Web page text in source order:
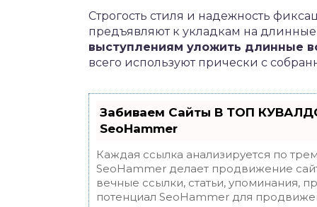
Строгость стиля и надежность
предъявляют к укладкам на
выступлениям уложить длинные
всего используют прически с
Забиваем Сайты В ТОП
SeoHammer
Каждая ссылка анализируется по
SeoHammer делает продвижение
вечные ссылки, статьи, упоминания,
потенциал SeoHammer для